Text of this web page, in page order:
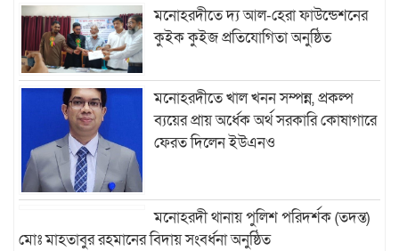
মনোহরদীতে দ্য আল-হেরা ফাউন্ডেশনের
কুইক কুইজ প্রতিযোগিতা অনুষ্ঠিত
মনোহরদীতে খাল খনন সম্পন্ন, প্রকল্প
ব্যয়ের প্রায় অর্ধেক অর্থ সরকারি কোষাগারে
ফেরত দিলেন ইউএনও
মনোহরদী থানায় পুলিশ পরিদর্শক (তদন্ত)
মোঃ মাহতাবুর রহমানের বিদায় সংবর্ধনা অনুষ্ঠিত